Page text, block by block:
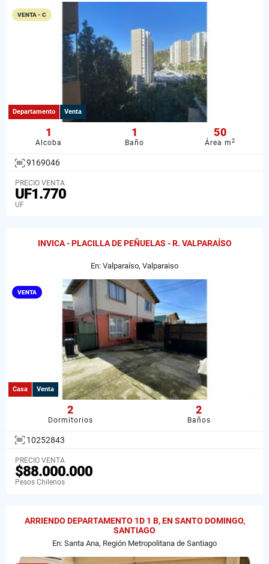
VENTA - C
Departamento Venta
1
Alcoba
1
Baño
50
Área m2
9169046
PRECIO VENTA
UF1.770
UF
INVICA - PLACILLA DE PEÑUELAS - R. VALPARAÍSO
En: Valparaíso, Valparaiso
VENTA
Casa Venta
2
Dormitorios
2
Baños
10252843
PRECIO VENTA
$88.000.000
Pesos Chilenos
ARRIENDO DEPARTAMENTO 1D 1 B, EN SANTO DOMINGO,
SANTIAGO
En: Santa Ana, Región Metropolitana de Santiago